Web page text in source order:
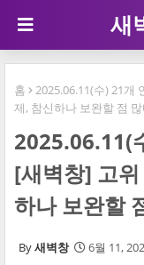
새
홈
2025.06.11(수) 21개
제, 참신하나 보완할 점
2025.06.11(
[새벽창] 고
하나 보완할
새벽창 6월 11,